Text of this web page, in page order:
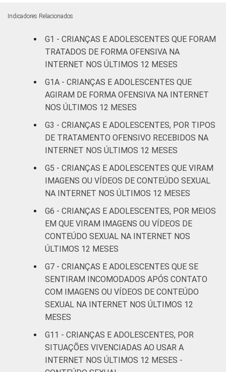
ESCOLARIDADE
RESPONSÁVEIS
I
Fundamental
Médio ou
mais
FAIXA ETÁRIA
DA CRIANÇA
ADOLESCENTE
De 9 a 10
anos
-
De 11 a 12
anos
2
De 13 a 14
anos
9
De 15 a 17
RENDA
FAMILIAR
Até 1 SM 5
Mais de 1
Mais de 2
SM até 3 SM
Indicadores Relacionados
G1 - CRIANÇAS E ADOLESCENTES QUE FORAM
TRATADOS DE FORMA OFENSIVA NA
INTERNET NOS ÚLTIMOS 12 MESES
G1A - CRIANÇAS E ADOLESCENTES QUE
AGIRAM DE FORMA OFENSIVA NA INTERNET
NOS ÚLTIMOS 12 MESES
G3 - CRIANÇAS E ADOLESCENTES, POR TIPOS
DE TRATAMENTO OFENSIVO RECEBIDOS NA
INTERNET NOS ÚLTIMOS 12 MESES
G5 - CRIANÇAS E ADOLESCENTES QUE VIRAM
IMAGENS OU VÍDEOS DE CONTEÚDO SEXUAL
NA INTERNET NOS ÚLTIMOS 12 MESES
G6 - CRIANÇAS E ADOLESCENTES, POR MEIOS
EM QUE VIRAM IMAGENS OU VÍDEOS DE
CONTEÚDO SEXUAL NA INTERNET NOS
ÚLTIMOS 12 MESES
G7 - CRIANÇAS E ADOLESCENTES QUE SE
SENTIRAM INCOMODADOS APÓS CONTATO
COM IMAGENS OU VÍDEOS DE CONTEÚDO
SEXUAL NA INTERNET NOS ÚLTIMOS 12
MESES
G11 - CRIANÇAS E ADOLESCENTES, POR
SITUAÇÕES VIVENCIADAS AO USAR A
INTERNET NOS ÚLTIMOS 12 MESES -